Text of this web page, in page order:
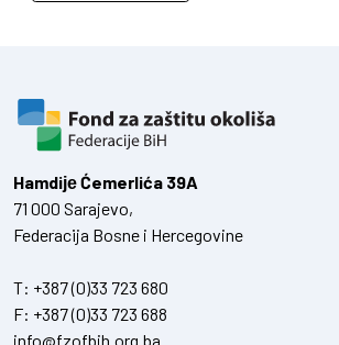
Hamdiје Ćemerlića 39A
71 000 Sarajevo,
Federacija Bosne i Hercegovine
T: +387 (0)33 723 680
F: +387 (0)33 723 688
info@fzofbih.org.ba